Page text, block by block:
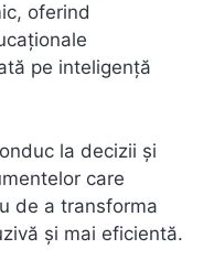
oferind
pe inteligență
la decizii și
care
de a transforma
și mai eficientă.